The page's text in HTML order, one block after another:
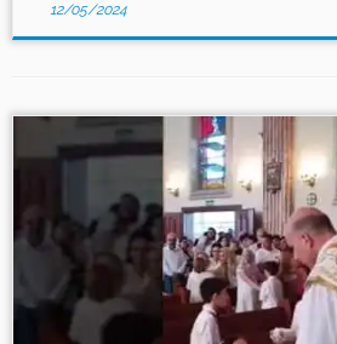
12/05/2024